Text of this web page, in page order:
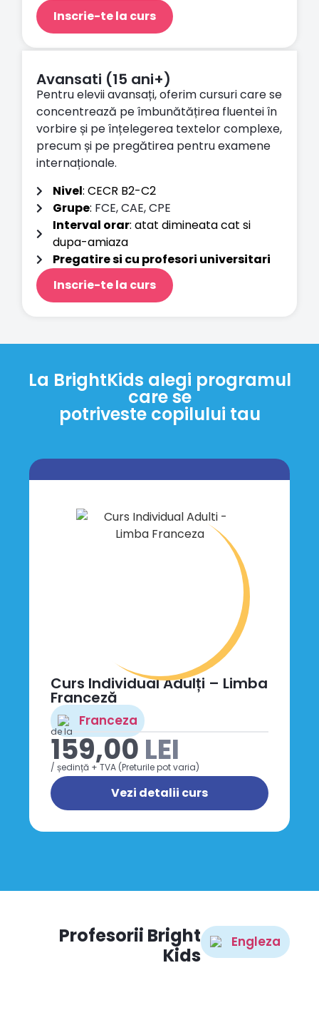
Inscrie-te la curs
Avansati (15 ani+)
Pentru elevii avansați, oferim cursuri care se
concentrează pe îmbunătățirea fluentei în
vorbire și pe înțelegerea textelor complexe,
precum și pe pregătirea pentru examene
internaționale.
Nivel: CECR B2-C2
Grupe: FCE, CAE, CPE
Interval orar: atat dimineata cat si
dupa-amiaza
Pregatire si cu profesori universitari
Inscrie-te la curs
La BrightKids alegi programul
care se
potriveste copilului tau
Curs Individual Adulți – Limba
Franceză
Franceza
de la
159,00 LEI
/ ședință + TVA (Preturile pot varia)
Vezi detalii curs
Profesorii Bright
Kids
Engleza